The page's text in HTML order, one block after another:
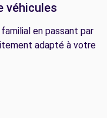
véhicules
en passant par
adapté à votre